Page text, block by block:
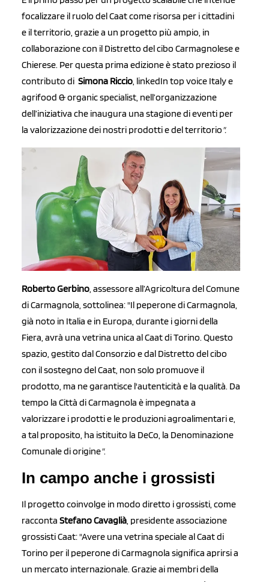
focalizzare il ruolo del Caat come risorsa per i cittadini
e il territorio, grazie a un progetto più ampio, in
collaborazione con il Distretto del cibo Carmagnolese e
Chierese. Per questa prima edizione è stato prezioso il
contributo di Simona Riccio, linkedIn top voice Italy e
agrifood & organic specialist, nell’organizzazione
dell’iniziativa che inaugura una stagione di eventi per
la valorizzazione dei nostri prodotti e del territorio".
Roberto Gerbino, assessore all’Agricoltura del Comune
di Carmagnola, sottolinea: "Il peperone di Carmagnola,
già noto in Italia e in Europa, durante i giorni della
Fiera, avrà una vetrina unica al Caat di Torino. Questo
spazio, gestito dal Consorzio e dal Distretto del cibo
con il sostegno del Caat, non solo promuove il
prodotto, ma ne garantisce l'autenticità e la qualità. Da
tempo la Città di Carmagnola è impegnata a
valorizzare i prodotti e le produzioni agroalimentari e,
a tal proposito, ha istituito la DeCo, la Denominazione
Comunale di origine".
In campo anche i grossisti
Il progetto coinvolge in modo diretto i grossisti, come
racconta Stefano Cavaglià , presidente associazione
grossisti Caat: "Avere una vetrina speciale al Caat di
Torino per il peperone di Carmagnola significa aprirsi a
un mercato internazionale. Grazie ai membri della